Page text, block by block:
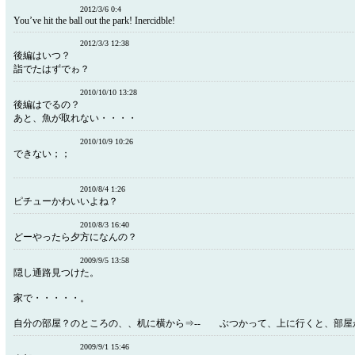
2012/3/6 0:4
You’ve hit the ball out the park! Inercidble!
2012/3/3 12:38
後編はいつ？
詣でたはずでゎ？
2010/10/10 13:28
後編はでるの？
あと、魚が取れない・・・・
2010/10/9 10:26
できない；；
2010/8/4 1:26
ピチューかわいいよね？
2010/8/3 16:40
どーやったら夕方になんの？
2009/9/5 13:58
隠し通路見つけた。
家で・・・・・。
自分の部屋？のところの、、机に横から⇒-- ぶつかって、上に行くと、部屋
2009/9/1 15:46